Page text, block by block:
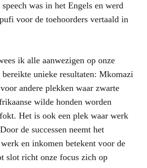
was in het Engels en werd
voor de toehoorders vertaald in
ik alle aanwezigen op onze
unieke resultaten: Mkomazi
andere plekken waar zwarte
wilde honden worden
Het is ook een plek waar werk
de successen neemt het
en inkomen betekent voor de
slot richt onze focus zich op